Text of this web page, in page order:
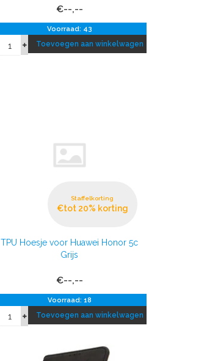
€--,--
Voorraad: 43
Toevoegen aan winkelwagen
Staffelkorting
€tot 20% korting
TPU Hoesje voor Huawei Honor 5c
Grijs
€--,--
Voorraad: 18
Toevoegen aan winkelwagen